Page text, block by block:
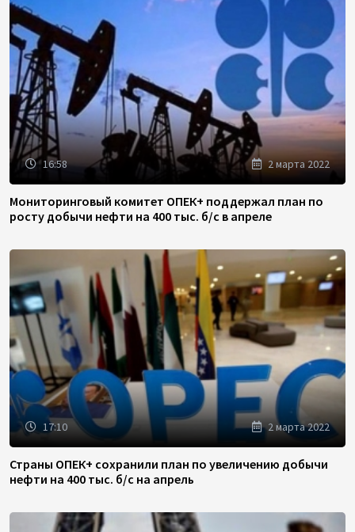
16:58 2 марта 2022
Мониторинговый комитет ОПЕК+ поддержал план по
росту добычи нефти на 400 тыс. б/с в апреле
17:10 2 марта 2022
Страны ОПЕК+ сохранили план по увеличению добычи
нефти на 400 тыс. б/с на апрель